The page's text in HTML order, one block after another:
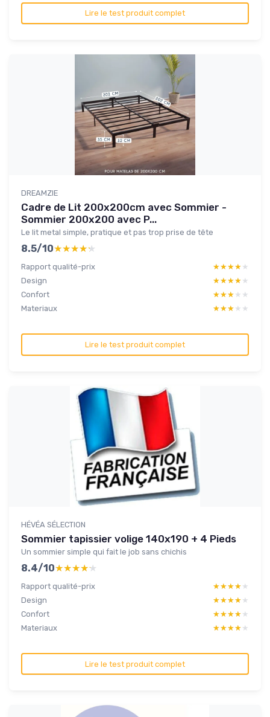
Lire le test produit complet
DREAMZIE
Cadre de Lit 200x200cm avec Sommier -
Sommier 200x200 avec P...
Le lit metal simple, pratique et pas trop prise de tête
8.5/10★★★★★
★★★★★
Rapport qualité-prix ★★★★★
★★★★★
Design
★★★★★
★★★★★
Confort
★★★★★
★★★★★
Materiaux
★★★★★
★★★★★
Lire le test produit complet
HÉVÉA SÉLECTION
Sommier tapissier volige 140x190 + 4 Pieds
Un sommier simple qui fait le job sans chichis
8.4/10★★★★★
★★★★★
Rapport qualité-prix ★★★★★
★★★★★
Design
★★★★★
★★★★★
Confort
★★★★★
★★★★★
Materiaux
★★★★★
★★★★★
Lire le test produit complet